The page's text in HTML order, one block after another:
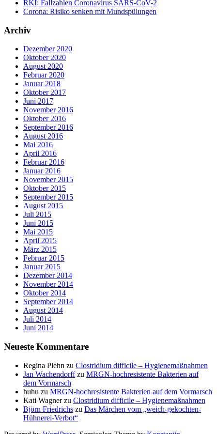
RKI: Fallzahlen Coronavirus SARS-CoV-2
Corona: Risiko senken mit Mundspülungen
Archiv
Dezember 2020
Oktober 2020
August 2020
Februar 2020
Januar 2018
Oktober 2017
Juni 2017
November 2016
Oktober 2016
September 2016
August 2016
Mai 2016
April 2016
Februar 2016
Januar 2016
November 2015
Oktober 2015
September 2015
August 2015
Juli 2015
Juni 2015
Mai 2015
April 2015
März 2015
Februar 2015
Januar 2015
Dezember 2014
November 2014
Oktober 2014
September 2014
August 2014
Juli 2014
Juni 2014
Neueste Kommentare
Regina Plehn zu Clostridium difficile – Hygienemaßnahmen
Jan Wachendorffzu MRGN-hochresistente Bakterien auf
dem Vormarsch
huhu zu MRGN-hochresistente Bakterien auf dem Vormarsch
Kati Wagnerzu Clostridium difficile – Hygienemaßnahmen
Björn Friedrichs zu Das Märchen vom „weich-gekochten-
Hühnerei-Verbot“